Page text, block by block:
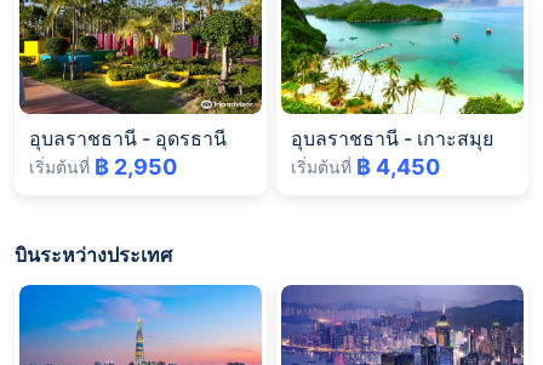
อุบลราชธานี - อุดรธานี
เริ่มต้นที่ ฿ 2,950
อุบลราชธานี - เกาะสมุย
เริ่มต้นที่ ฿ 4,450
บินระหว่างประเทศ